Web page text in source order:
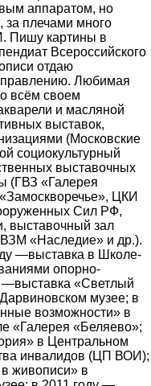
аппаратом, но
за плечами много
Пишу картины в
Всероссийского
отдаю
Любимая
всём своем
и масляной
выставок,
(Московские
социокультурный
выставочных
(ГВЗ «Галерея
ЦКИ
Сил РФ,
выставочный зал
«Наследие» и др.).
―выставка в Школе-
опорно-
―выставка «Светлый
музее; в
возможности» в
«Галерея «Беляево»;
в Центральном
инвалидов (ЦП ВОИ);
живописи» в